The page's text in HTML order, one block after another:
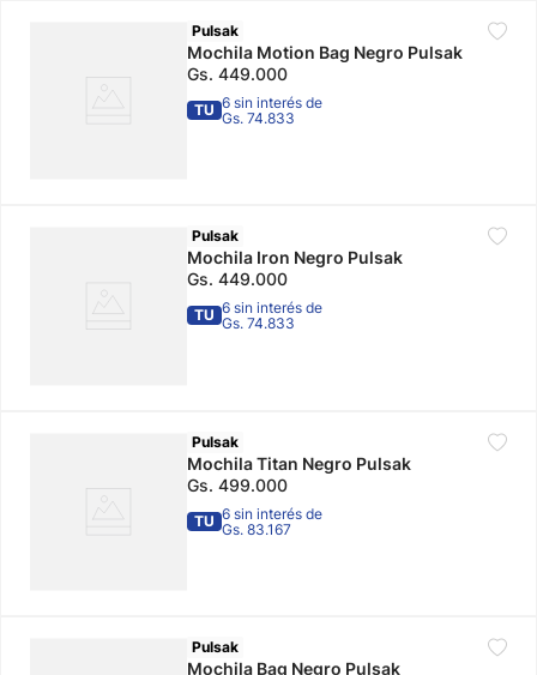
Pulsak
Mochila Motion Bag Negro Pulsak
Gs. 449.000
TU 6 sin interés de
Gs. 74.833
Pulsak
Mochila Iron Negro Pulsak
Gs. 449.000
TU 6 sin interés de
Gs. 74.833
Pulsak
Mochila Titan Negro Pulsak
Gs. 499.000
TU 6 sin interés de
Gs. 83.167
Pulsak
Mochila Bag Negro Pulsak